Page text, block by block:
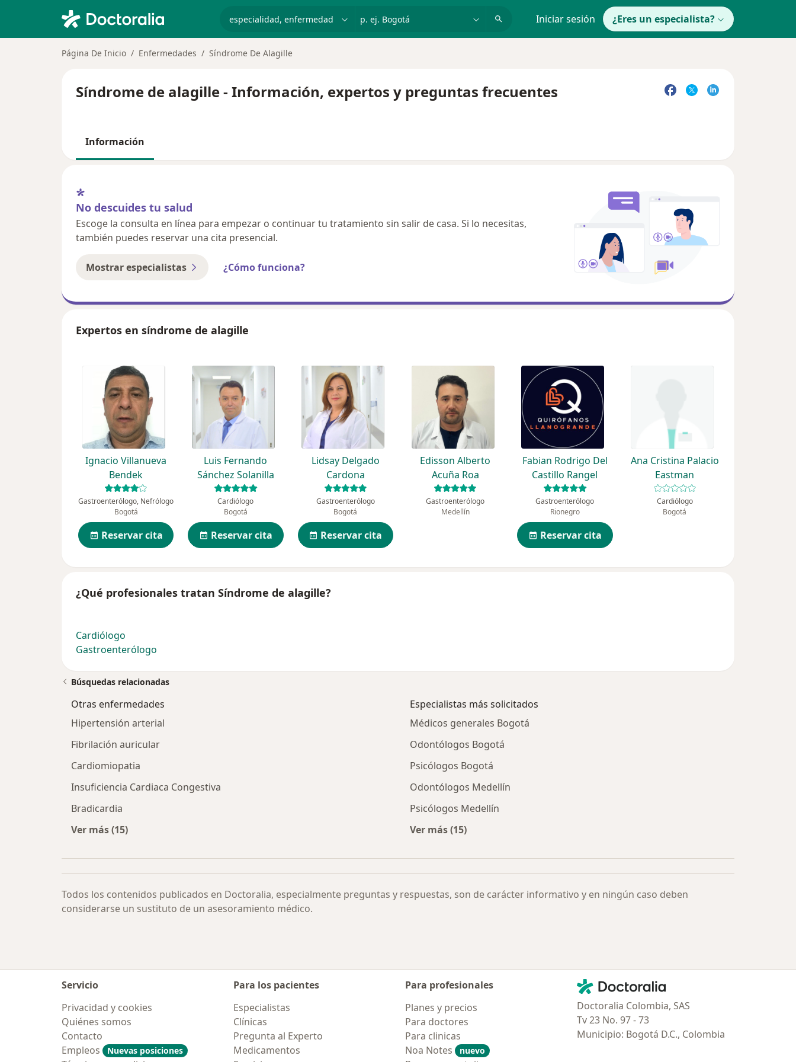
p. ej. Bogotá Iniciar sesión ¿Eres un especialista?
Página De Inicio Enfermedades Síndrome De Alagille
Síndrome de alagille - Información, expertos y preguntas frecuentes
Información
No descuides tu salud
Escoge la consulta en línea para empezar o continuar tu tratamiento sin salir de casa. Si lo necesitas,
también puedes reservar una cita presencial.
Mostrar especialistas ¿Cómo funciona?
Expertos en síndrome de alagille
Ignacio Villanueva
Bendek
Gastroenterólogo, Nefrólogo
Bogotá
Reservar cita
Luis Fernando
Sánchez Solanilla
Cardiólogo
Bogotá
Reservar cita
Lidsay Delgado
Cardona
Gastroenterólogo
Bogotá
Reservar cita
Edisson Alberto
Acuña Roa
Gastroenterólogo
Medellín
Fabian Rodrigo Del
Castillo Rangel
Gastroenterólogo
Rionegro
Reservar cita
Ana Cristina Palacio
Eastman
Cardiólogo
Bogotá
¿Qué profesionales tratan Síndrome de alagille?
Cardiólogo
Gastroenterólogo
Búsquedas relacionadas
Otras enfermedades
Hipertensión arterial
Fibrilación auricular
Cardiomiopatia
Insuficiencia Cardiaca Congestiva
Bradicardia
Ver más (15)
Especialistas más solicitados
Médicos generales Bogotá
Odontólogos Bogotá
Psicólogos Bogotá
Odontólogos Medellín
Psicólogos Medellín
Ver más (15)
Todos los contenidos publicados en Doctoralia, especialmente preguntas y respuestas, son de carácter informativo y en ningún caso deben
considerarse un sustituto de un asesoramiento médico.
Servicio
Privacidad y cookies
Quiénes somos
Contacto
Empleos
Nuevas posiciones
Para los pacientes
Especialistas
Clínicas
Pregunta al Experto
Medicamentos
Para profesionales
Planes y precios
Para doctores
Para clinicas
Noa Notes
nuevo
Contacto
Doctoralia - Página de inicio
Doctoralia Colombia, SAS
Tv 23 No. 97 - 73
Municipio: Bogotá D.C., Colombia